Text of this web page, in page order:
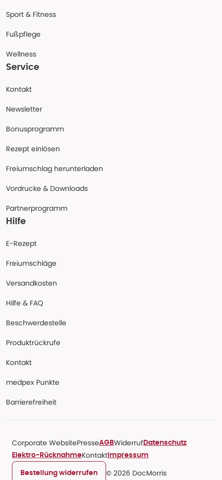
Sport & Fitness
Fußpflege
Wellness
Service
Kontakt
Newsletter
Bonusprogramm
Rezept einlösen
Freiumschlag herunterladen
Vordrucke & Downloads
Partnerprogramm
Hilfe
E-Rezept
Freiumschläge
Versandkosten
Hilfe & FAQ
Beschwerdestelle
Produktrückrufe
Kontakt
medpex Punkte
Barrierefreiheit
Corporate WebsitePresseAGBWiderruf Datenschutz
Elektro-RücknahmeKontakt Impressum
Bestellung widerrufen © 2026 DocMorris